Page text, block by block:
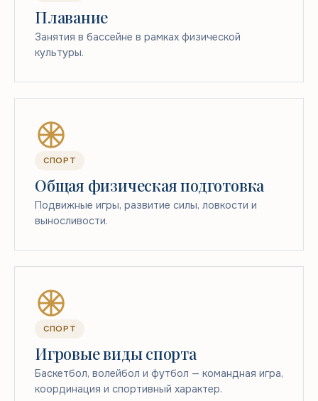
Плавание
Занятия в бассейне в рамках физической
культуры.
СПОРТ
Общая физическая подготовка
Подвижные игры, развитие силы, ловкости и
выносливости.
СПОРТ
Игровые виды спорта
Баскетбол, волейбол и футбол — командная игра,
координация и спортивный характер.